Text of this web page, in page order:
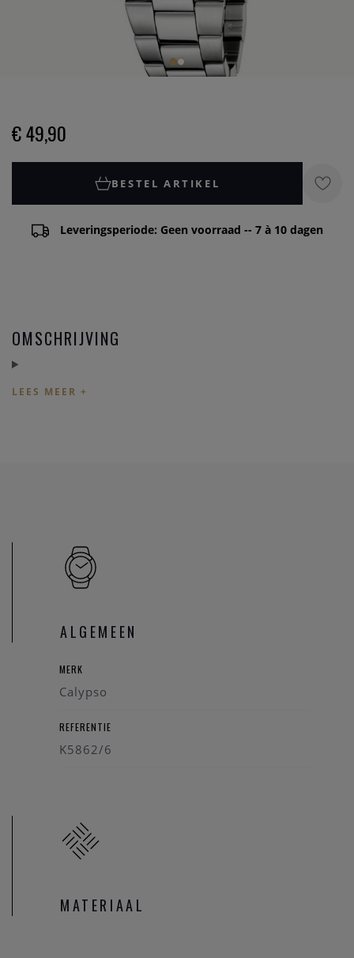
€ 49,90
BESTEL ARTIKEL
Leveringsperiode: Geen voorraad -- 7 à 10 dagen
OMSCHRIJVING
ALGEMEEN
MERK
Calypso
REFERENTIE
K5862/6
MATERIAAL